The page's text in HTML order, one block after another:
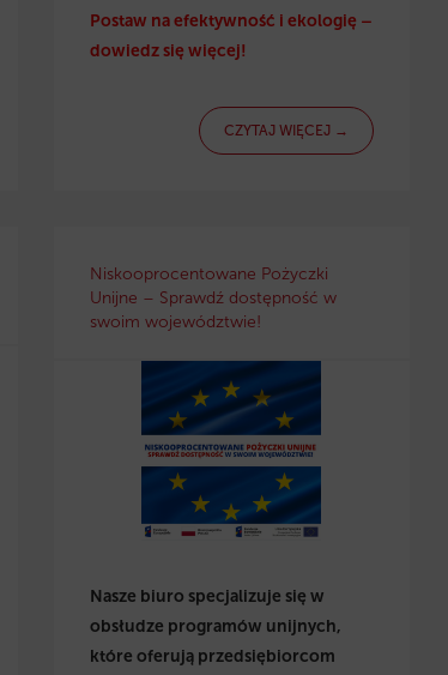
Postaw na efektywność i ekologię –
dowiedz się więcej!
CZYTAJ WIĘCEJ →
Niskooprocentowane Pożyczki
Unijne – Sprawdź dostępność w
swoim województwie!
Nasze biuro specjalizuje się w
obsłudze programów unijnych,
które oferują przedsiębiorcom